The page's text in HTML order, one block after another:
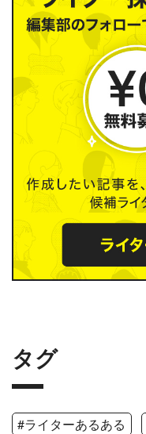
タグ
#ライターあるある